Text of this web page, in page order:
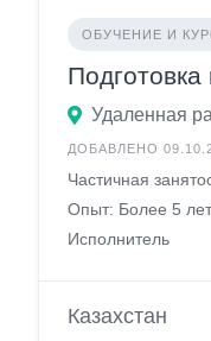
ОБУЧЕНИЕ И
Подготовка
Удаленная
ДОБАВЛЕНО
Частичная
Опыт: Более 5 лет
Исполнитель
Казахстан